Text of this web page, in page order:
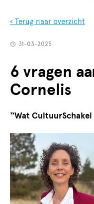
‹ Terug naar overzicht
31-03-2025
6 vragen
Cornelis
“Wat